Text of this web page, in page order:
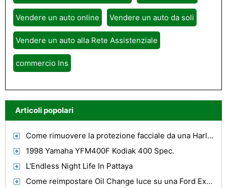
Vendere un auto online Vendere un auto da soli
Vendere un auto alla Rete Assistenziale
commercio Ins
Articoli popolari
Come rimuovere la protezione facciale da una Harley Davidson Casco Integrale
1998 Yamaha YFM400F Kodiak 400 Spec.
L'Endless Night Life In Pattaya
Come reimpostare Oil Change luce su una Ford Explorer 2005